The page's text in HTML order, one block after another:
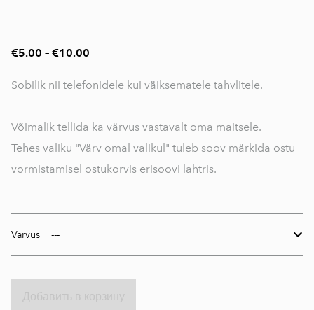
€5.00 – €10.00
Sobilik nii telefonidele kui väiksematele tahvlitele.
Võimalik tellida ka värvus vastavalt oma maitsele.
Tehes valiku "Värv omal valikul" tuleb soov märkida ostu
vormistamisel ostukorvis erisoovi lahtris.
Värvus